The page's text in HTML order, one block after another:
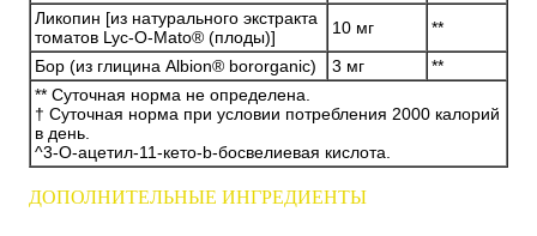
Ликопин [из натурального экстракта
томатов Lyc-O-Mato® (плоды)]
10 мг
**
Бор (из глицина Albion® bororganic)
3 мг
**
** Суточная норма не определена.
† Суточная норма при условии потребления 2000 калорий
в день.
^3-O-ацетил-11-кето-b-босвелиевая кислота.
ДОПОЛНИТЕЛЬНЫЕ ИНГРЕДИЕНТЫ